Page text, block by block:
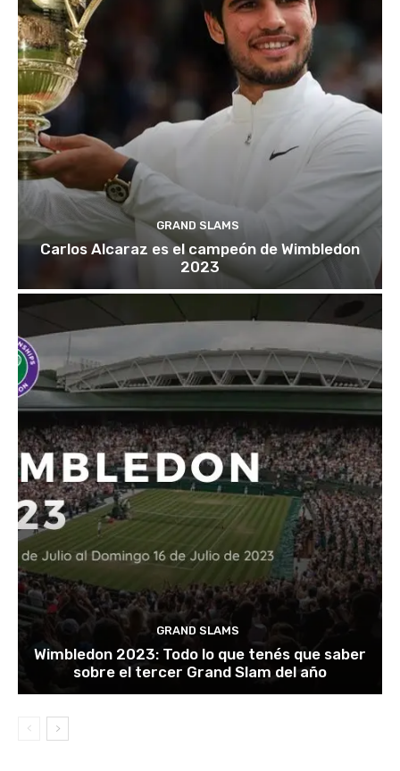
GRAND SLAMS
Carlos Alcaraz es el campeón de Wimbledon
2023
GRAND SLAMS
Wimbledon 2023: Todo lo que tenés que saber
sobre el tercer Grand Slam del año